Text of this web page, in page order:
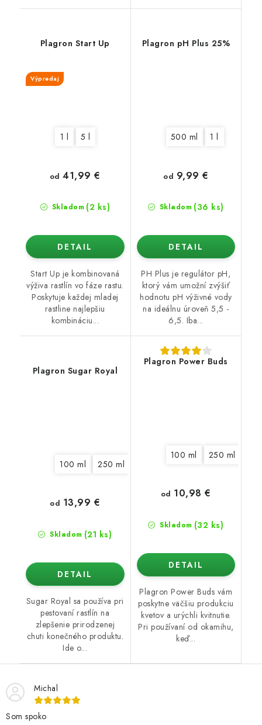
Plagron Start Up
Výpredaj
1 l 5 l
Skladom (2 ks)
od 41,99 €
DETAIL
Start Up je kombinovaná
výživa rastlín vo fáze rastu.
Poskytuje každej mladej
rastline najlepšiu
kombináciu...
Plagron pH Plus 25%
500 ml 1 l
Skladom (36 ks)
od 9,99 €
DETAIL
PH Plus je regulátor pH,
ktorý vám umožní zvýšiť
hodnotu pH výživné vody
na ideálnu úroveň 5,5 -
6,5. Iba...
Plagron Sugar Royal
100 ml 250 ml
Skladom (21 ks)
od 13,99 €
DETAIL
Sugar Royal sa používa pri
pestovaní rastlín na
zlepšenie prirodzenej
chuti konečného produktu.
Ide o...
Plagron Power Buds
100 ml 250 ml
Skladom (32 ks)
od 10,98 €
DETAIL
Plagron Power Buds vám
poskytne väčšiu produkciu
kvetov a urýchli kvitnutie.
Pri používaní od okamihu,
keď...
Michal
Som spoko